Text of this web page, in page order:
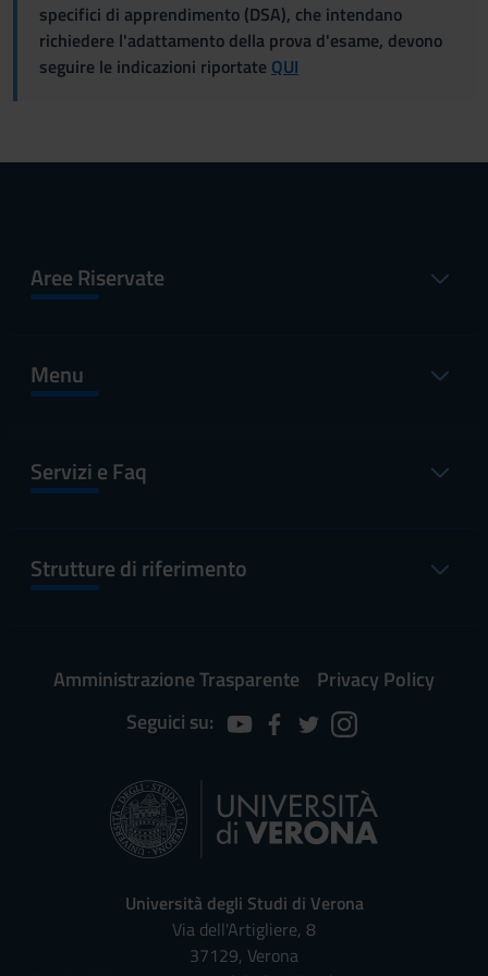
specifici di apprendimento (DSA), che intendano
richiedere l'adattamento della prova d'esame, devono
seguire le indicazioni riportate QUI
Aree Riservate
Menu
Servizi e Faq
Strutture di riferimento
Amministrazione Trasparente
Privacy Policy
Seguici su:
Università degli Studi di Verona
Via dell'Artigliere, 8
37129, Verona